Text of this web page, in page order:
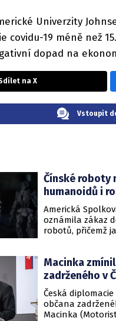
Univerzity
covidu-19 méně než
dopad na
na X
Vstoupit
Čínské roboty
humanoidů i
Americká
oznámila zákaz
robotů, přičemž
prezidenta
čínské
Macinka
zadrženého v
Česká
občana
Macinka